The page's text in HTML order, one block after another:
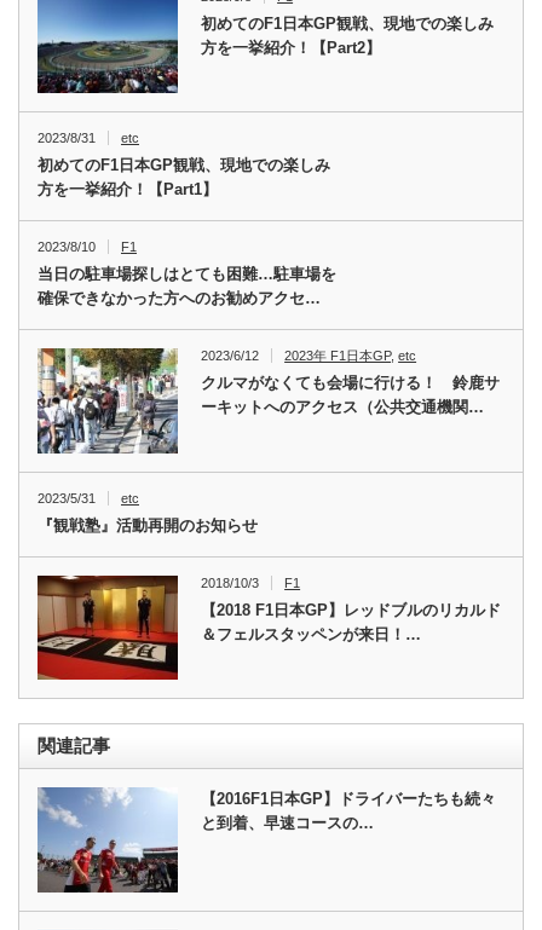
初めてのF1日本GP観戦、現地での楽しみ
方を一挙紹介！【Part2】
2023/8/31 etc
初めてのF1日本GP観戦、現地での楽しみ
方を一挙紹介！【Part1】
2023/8/10 F1
当日の駐車場探しはとても困難…駐車場を
確保できなかった方へのお勧めアクセ…
2023/6/12 2023年 F1日本GP,etc
クルマがなくても会場に行ける！ 鈴鹿サ
ーキットへのアクセス（公共交通機関…
2023/5/31 etc
『観戦塾』活動再開のお知らせ
2018/10/3 F1
【2018 F1日本GP】レッドブルのリカルド
＆フェルスタッペンが来日！…
関連記事
【2016F1日本GP】ドライバーたちも続々
と到着、早速コースの…